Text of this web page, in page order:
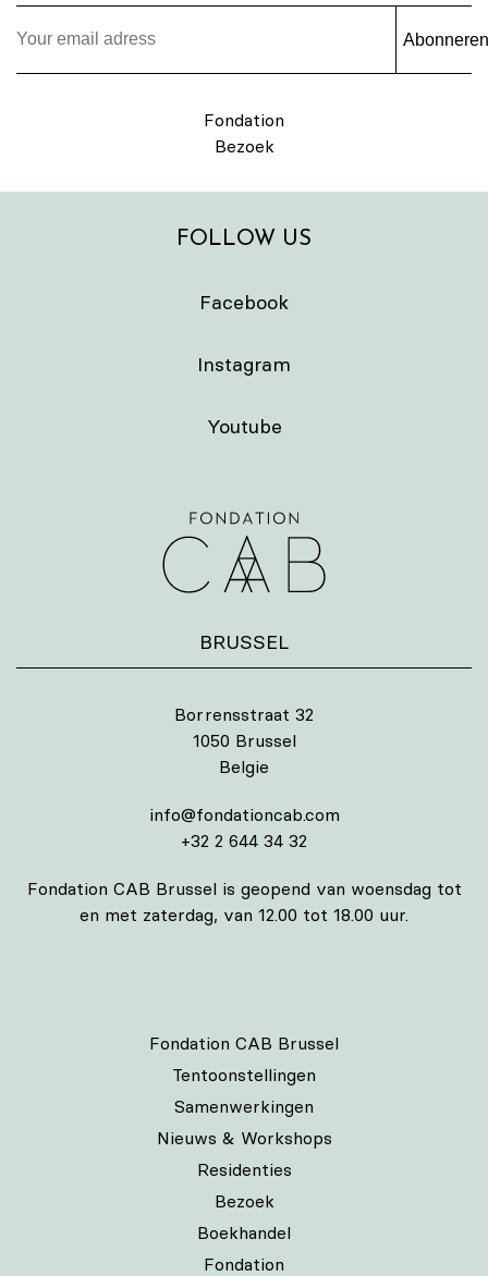
Fondation
Bezoek
FOLLOW US
Facebook
Instagram
Youtube
BRUSSEL
Borrensstraat 32
1050 Brussel
Belgie
info@fondationcab.com
+32 2 644 34 32
Fondation CAB Brussel is geopend van woensdag tot
en met zaterdag, van 12.00 tot 18.00 uur.
Fondation CAB Brussel
Tentoonstellingen
Samenwerkingen
Nieuws & Workshops
Residenties
Bezoek
Boekhandel
Fondation